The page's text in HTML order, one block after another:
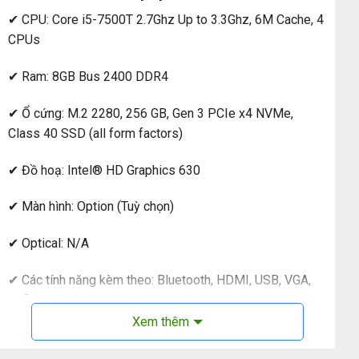
✔ CPU: Core i5-7500T 2.7Ghz Up to 3.3Ghz, 6M Cache, 4
CPUs
✔ Ram: 8GB Bus 2400 DDR4
✔ Ổ cứng: M.2 2280, 256 GB, Gen 3 PCIe x4 NVMe,
Class 40 SSD (all form factors)
✔ Đồ hoạ: Intel® HD Graphics 630
✔ Màn hình: Option (Tuỳ chọn)
✔ Optical: N/A
✔ Các tính năng kèm theo: Bluetooth, HDMI, USB, VGA,
Wifi N 150Mbps 2.4GHz, 1x DisplayPort™ 1.4; 1x HDMI
✔ Cân nặng: 1.3 Kg
Xem thêm